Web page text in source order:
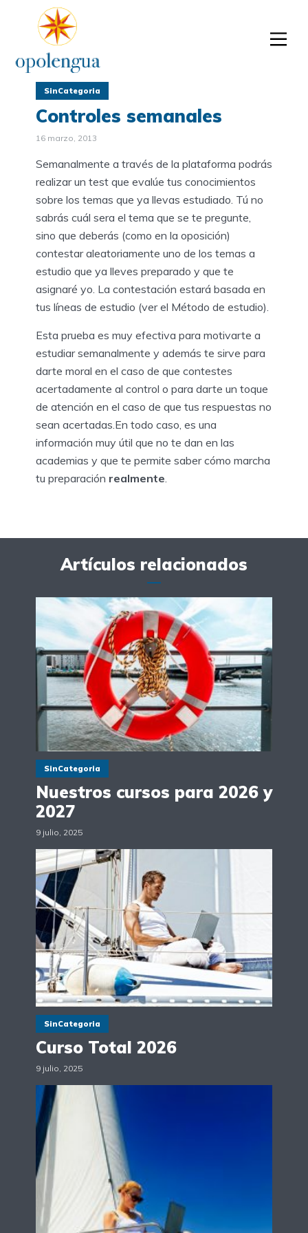
SinCategoria
Controles semanales
16 marzo, 2013
Semanalmente a través de la plataforma podrás
realizar un test que evalúe tus conocimientos
sobre los temas que ya llevas estudiado. Tú no
sabrás cuál sera el tema que se te pregunte,
sino que deberás (como en la oposición)
contestar aleatoriamente uno de los temas a
estudio que ya lleves preparado y que te
asignaré yo. La contestación estará basada en
tus líneas de estudio (ver el Método de estudio).
Esta prueba es muy efectiva para motivarte a
estudiar semanalmente y además te sirve para
darte moral en el caso de que contestes
acertadamente al control o para darte un toque
de atención en el caso de que tus respuestas no
sean acertadas.En todo caso, es una
información muy útil que no te dan en las
academias y que te permite saber cómo marcha
tu preparación realmente
Artículos relacionados
SinCategoria
Nuestros cursos para 2026 y
2027
9 julio, 2025
SinCategoria
Curso Total 2026
9 julio, 2025